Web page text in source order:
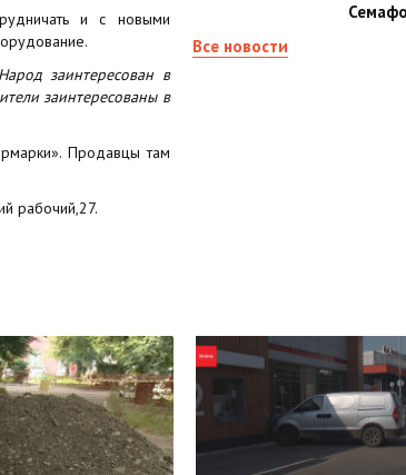
и с новыми
заинтересован в
заинтересованы в
Продавцы там
рабочий,27.
Все новости